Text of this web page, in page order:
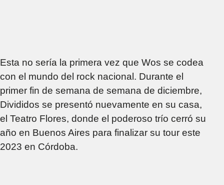
Esta no sería la primera vez que Wos se codea
con el mundo del rock nacional. Durante el
primer fin de semana de semana de diciembre,
Divididos se presentó nuevamente en su casa,
el Teatro Flores, donde el poderoso trío cerró su
año en Buenos Aires para finalizar su tour este
2023 en Córdoba.